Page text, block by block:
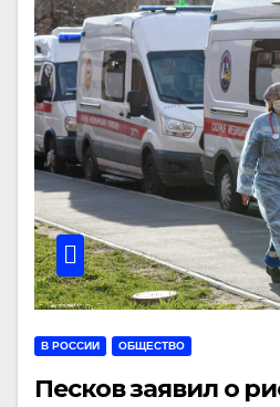
В РОССИИ ОБЩЕСТВО
Песков заявил о